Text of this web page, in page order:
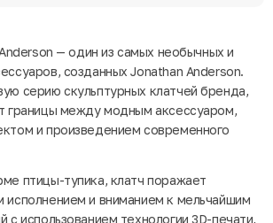
— один из самых необычных и
созданных Jonathan Anderson.
серию скульптурных клатчей бренда,
границы между модным аксессуаром,
и произведением современного
птицы-тупика, клатч поражает
исполнением и вниманием к мельчайшим
с использованием технологии 3D-печати,